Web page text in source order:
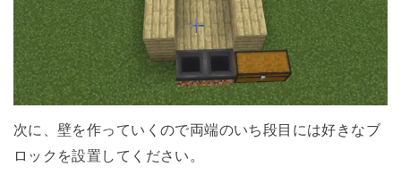
次に、壁を作っていくので両端のいち段目には好きなブ
ロックを設置してください。